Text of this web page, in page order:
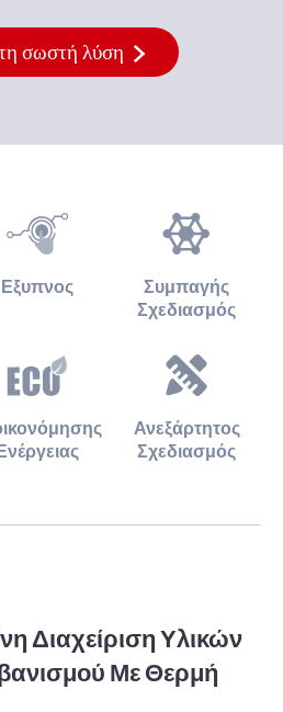
σωστή λύση
Εξυπνος
Συμπαγής
Σχεδιασμός
Ανεξάρτητος
Σχεδιασμός
Διαχείριση Υλικών
Με Θερμή